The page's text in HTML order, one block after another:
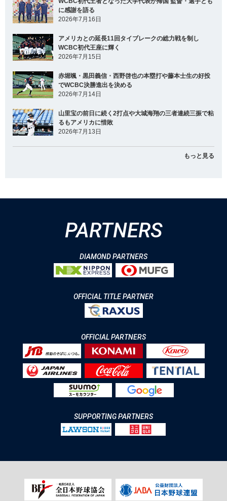
に感謝を語る
2026年7月16日
アメリカとの延長11回タイブレークの総力戦を制し
WCBC初代王座に輝く
2026年7月15日
赤堀颯・黒田義信・西野啓也の本塁打や藤本士生の好投
でWCBC決勝進出を決める
2026年7月14日
山里宝の前日に続く2打点や大城海翔の三者連続三振で粘
るもアメリカに惜敗
2026年7月13日
もっと見る
PARTNERS
DIAMOND PARTNERS
OFFICIAL TITLE PARTNER
OFFICIAL PARTNERS
SUPPORTING PARTNERS